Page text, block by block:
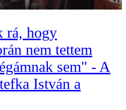
rá, hogy
nem tettem
sem" - A
István a